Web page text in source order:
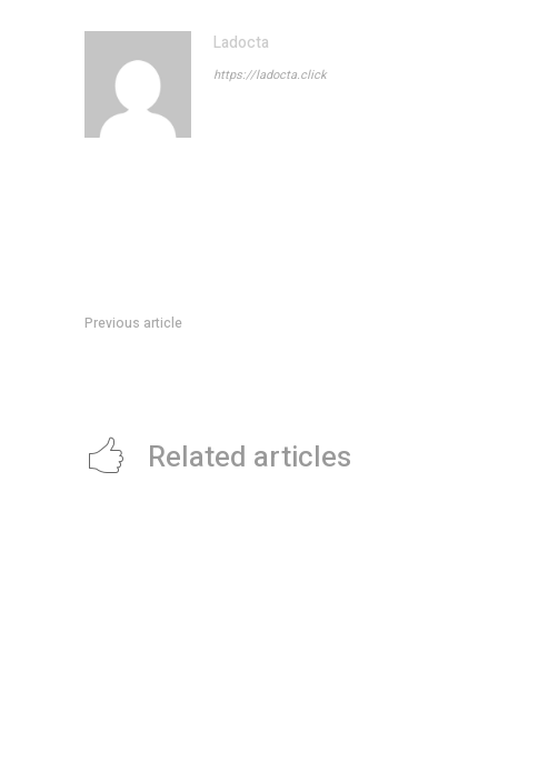
Ladocta
https://ladocta.click
Previous article
Related articles